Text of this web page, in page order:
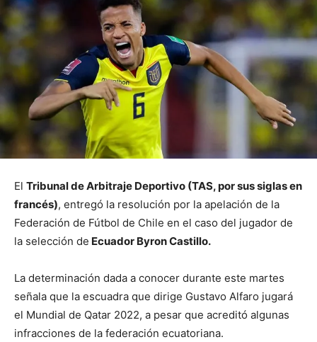
El Tribunal de Arbitraje Deportivo (TAS, por sus siglas en
francés), entregó la resolución por la apelación de la
Federación de Fútbol de Chile en el caso del jugador de
la selección de Ecuador Byron Castillo.
La determinación dada a conocer durante este martes
señala que la escuadra que dirige Gustavo Alfaro jugará
el Mundial de Qatar 2022, a pesar que acreditó algunas
infracciones de la federación ecuatoriana.